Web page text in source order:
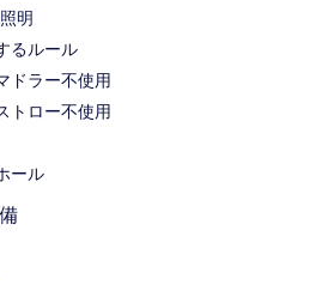
明
るルール
ドラー不使用
トロー不使用
ール